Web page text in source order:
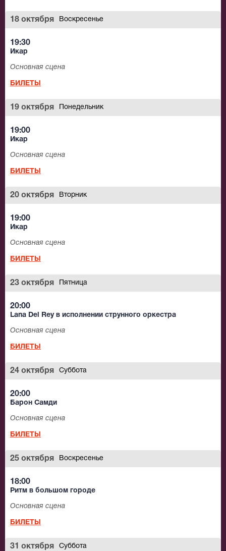
18 октября Воскресенье
19:30
Икар
Основная сцена
БИЛЕТЫ
19 октября Понедельник
19:00
Икар
Основная сцена
БИЛЕТЫ
20 октября Вторник
19:00
Икар
Основная сцена
БИЛЕТЫ
23 октября Пятница
20:00
Lana Del Rey в исполнении струнного оркестра
Основная сцена
БИЛЕТЫ
24 октября Суббота
20:00
Барон Самди
Основная сцена
БИЛЕТЫ
25 октября Воскресенье
18:00
Ритм в большом городе
Основная сцена
БИЛЕТЫ
31 октября Суббота